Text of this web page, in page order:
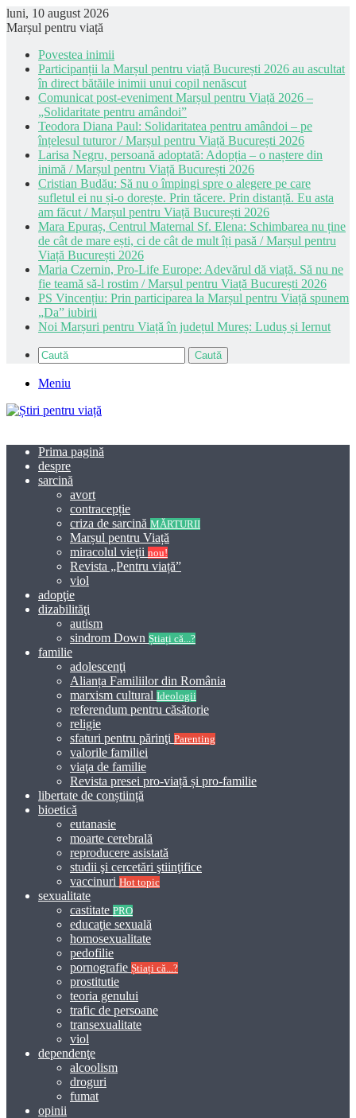
luni, 10 august 2026
Marșul pentru viață
Povestea inimii
Participanții la Marșul pentru viață București 2026 au ascultat
în direct bătăile inimii unui copil nenăscut
Comunicat post-eveniment Marșul pentru Viață 2026 –
„Solidaritate pentru amândoi”
Teodora Diana Paul: Solidaritatea pentru amândoi – pe
înțelesul tuturor / Marșul pentru Viață București 2026
Larisa Negru, persoană adoptată: Adopția – o naștere din
inimă / Marșul pentru Viață București 2026
Cristian Budău: Să nu o împingi spre o alegere pe care
sufletul ei nu și-o dorește. Prin tăcere. Prin distanță. Eu asta
am făcut / Marșul pentru Viață București 2026
Mara Epuraș, Centrul Maternal Sf. Elena: Schimbarea nu ține
de cât de mare ești, ci de cât de mult îți pasă / Marșul pentru
Viață București 2026
Maria Czernin, Pro-Life Europe: Adevărul dă viață. Să nu ne
fie teamă să-l rostim / Marșul pentru Viață București 2026
PS Vincențiu: Prin participarea la Marșul pentru Viață spunem
„Da” iubirii
Noi Marșuri pentru Viață în județul Mureș: Luduș și Iernut
Caută
Meniu
Prima pagină
despre
sarcină
avort
contracepție
criza de sarcină MĂRTURII
Marșul pentru Viață
miracolul vieţii nou!
Revista „Pentru viață”
viol
adopţie
dizabilităţi
autism
sindrom Down Știați că...?
familie
adolescenţi
Alianța Familiilor din România
marxism cultural Ideologii
referendum pentru căsătorie
religie
sfaturi pentru părinţi Parenting
valorile familiei
viaţa de familie
Revista presei pro-viață și pro-familie
libertate de conștiință
bioetică
eutanasie
moarte cerebrală
reproducere asistată
studii şi cercetări ştiinţifice
vaccinuri Hot topic
sexualitate
castitate PRO
educaţie sexuală
homosexualitate
pedofilie
pornografie Știați că...?
prostitutie
teoria genului
trafic de persoane
transexualitate
viol
dependenţe
alcoolism
droguri
fumat
opinii